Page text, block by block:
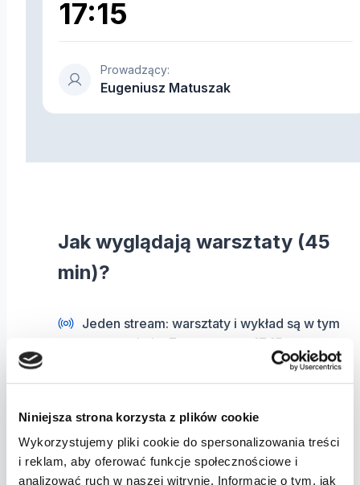
Niniejsza strona korzysta z plików cookie
Wykorzystujemy pliki cookie do spersonalizowania treści
i reklam, aby oferować funkcje społecznościowe i
analizować ruch w naszej witrynie. Informacje o tym, jak
17:15
Prowadzący:
Eugeniusz Matuszak
Jak wyglądają warsztaty (45
min)?
Jeden stream: warsztaty i wykład są w tym
samym oknie. Zaczynamy o 17:15, potem
krótka przerwa i płynnie przechodzimy do
wykładu o 18:00.
„Dlaczego to jest poprawne?” – wyjaśniamy
krótko i konkretnie
Q&A + zadanie domowe w aplikacji (żeby
wynik rósł)